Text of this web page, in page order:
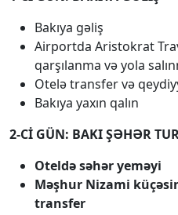
Bakıya gəliş
Airportda Aristokrat
qarşılanma və yola
Otelə transfer və
Bakıya yaxın qalın
2-Cİ GÜN: BAKI ŞƏHƏR
Oteldə səhər yeməyi
Məşhur Nizami
transfer